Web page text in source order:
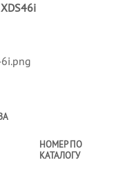
НОМЕР ПО
КАТАЛОГУ